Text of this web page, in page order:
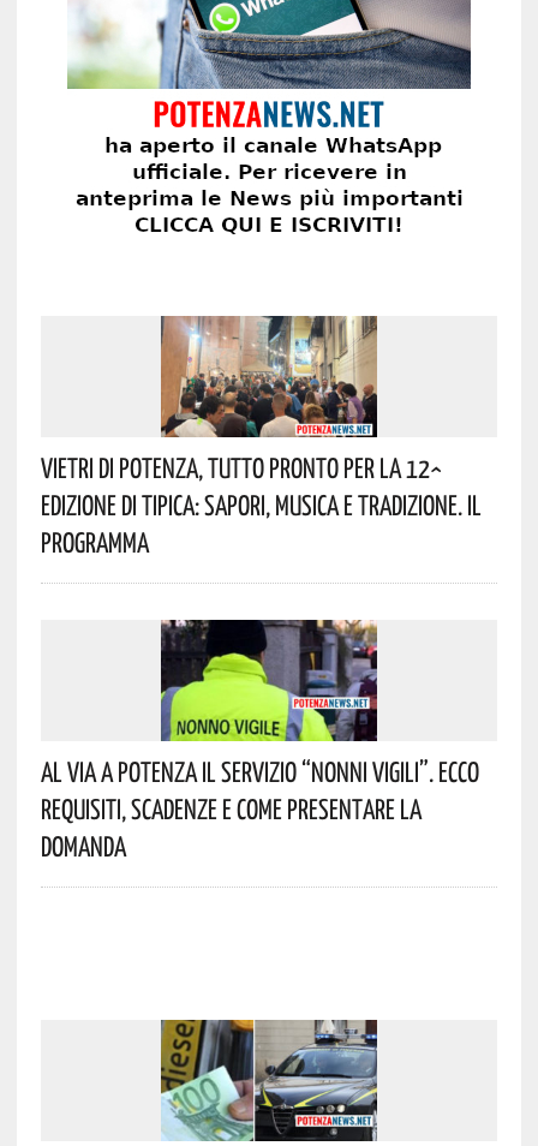
Vietri Di Potenza, Tutto Pronto Per La 12^
Edizione Di Tipica: Sapori, Musica E Tradizione. Il
Programma
Al Via A Potenza Il Servizio “Nonni Vigili”. Ecco
Requisiti, Scadenze E Come Presentare La
Domanda